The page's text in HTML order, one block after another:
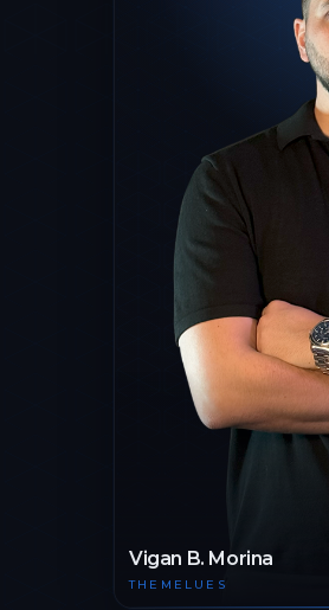
Vigan B. Morina
THEMELUES